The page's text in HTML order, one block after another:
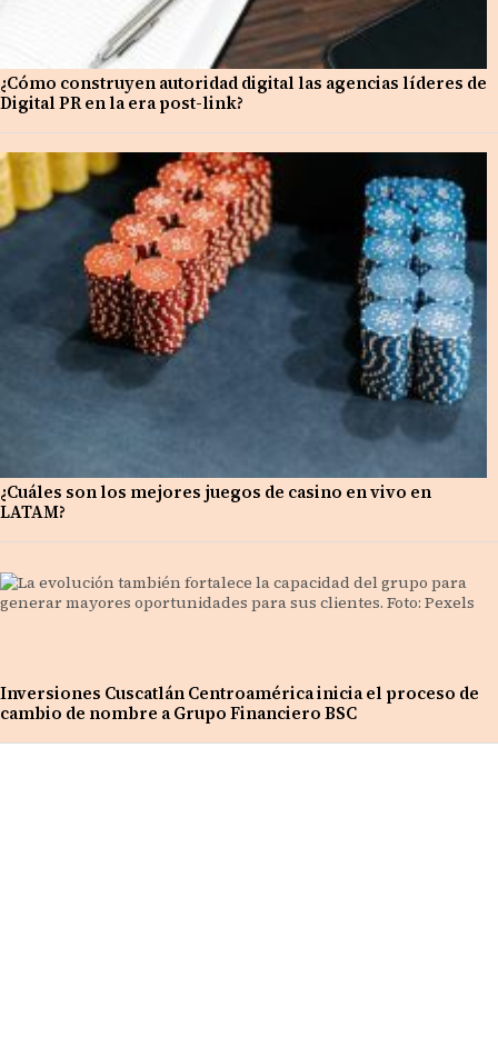
¿Cómo construyen autoridad digital las agencias líderes de
Digital PR en la era post-link?
¿Cuáles son los mejores juegos de casino en vivo en
LATAM?
Inversiones Cuscatlán Centroamérica inicia el proceso de
cambio de nombre a Grupo Financiero BSC